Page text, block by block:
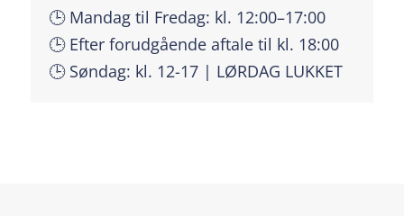
🕒 Mandag til Fredag: kl. 12:00–17:00
🕒 Efter forudgående aftale til kl. 18:00
🕒 Søndag: kl. 12-17 | LØRDAG LUKKET